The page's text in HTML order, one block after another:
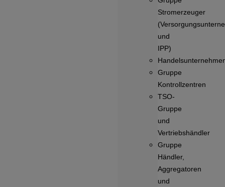
Stromerzeuger
und
IPP)
Gruppe
Kontrollzentren
TSO-
Gruppe
und
Vertriebshändler
Gruppe
Händler,
Aggregatoren
und